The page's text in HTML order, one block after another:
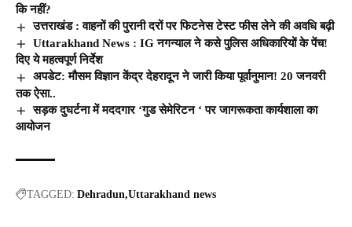
कि नहीं?
उत्तराखंड : वाहनों की पुरानी दरों पर फिटनेस टेस्ट फीस लेने की अवधि बढ़ी
Uttarakhand News : IG नगन्याल ने कसे पुलिस अधिकारियों के पेंच!
दिए ये महत्वपूर्ण निर्देश
अपडेट: मौसम विज्ञान केंद्र देहरादून ने जारी किया पूर्वानुमान! 20 जनवरी
तक ऐसा..
सड़क दुघर्टना में मददगार ‘गुड सेमेरिटन ‘ पर जागरूकता कार्यशाला का
आयोजन
TAGGED: Dehradun Uttarakhand news